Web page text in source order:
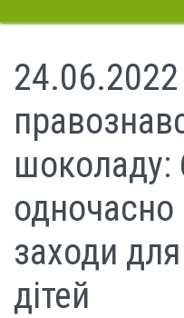
24.06.2022
шоколаду:
заходи
дітей